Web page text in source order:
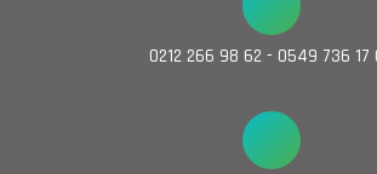
0212 266 98 62 - 0549 736 17